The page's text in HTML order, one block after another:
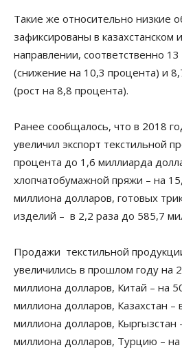
Такие же относительно низкие
зафиксированы в казахстанском
направлении, соответственно
(снижение на 10,3 процента) и
(рост на 8,8 процента).
Ранее сообщалось, что в 2018
увеличил экспорт текстильной
процента до 1,6 миллиарда
хлопчатобумажной пряжи – на
миллиона долларов, готовых
изделий – в 2,2 раза до 585,7
Продажи текстильной
увеличились в прошлом году на
миллиона долларов, Китай – на
миллиона долларов, Казахстан –
миллиона долларов, Кыргызстан
миллиона долларов, Турцию –